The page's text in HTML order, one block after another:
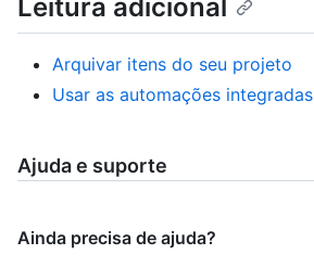
Leitura adicional
Arquivar itens do seu projeto
Usar as automações integradas
Ajuda e suporte
Ainda precisa de ajuda?